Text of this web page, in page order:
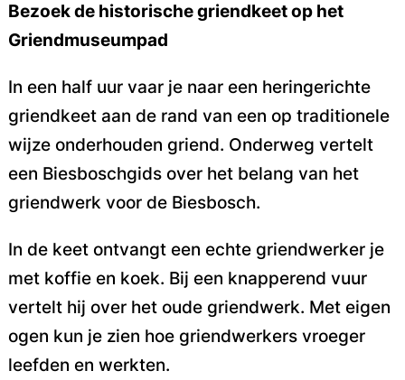
Bezoek de historische griendkeet op het
Griendmuseumpad
In een half uur vaar je naar een heringerichte
griendkeet aan de rand van een op traditionele
wijze onderhouden griend. Onderweg vertelt
een Biesboschgids over het belang van het
griendwerk voor de Biesbosch.
In de keet ontvangt een echte griendwerker je
met koffie en koek. Bij een knapperend vuur
vertelt hij over het oude griendwerk. Met eigen
ogen kun je zien hoe griendwerkers vroeger
leefden en werkten.